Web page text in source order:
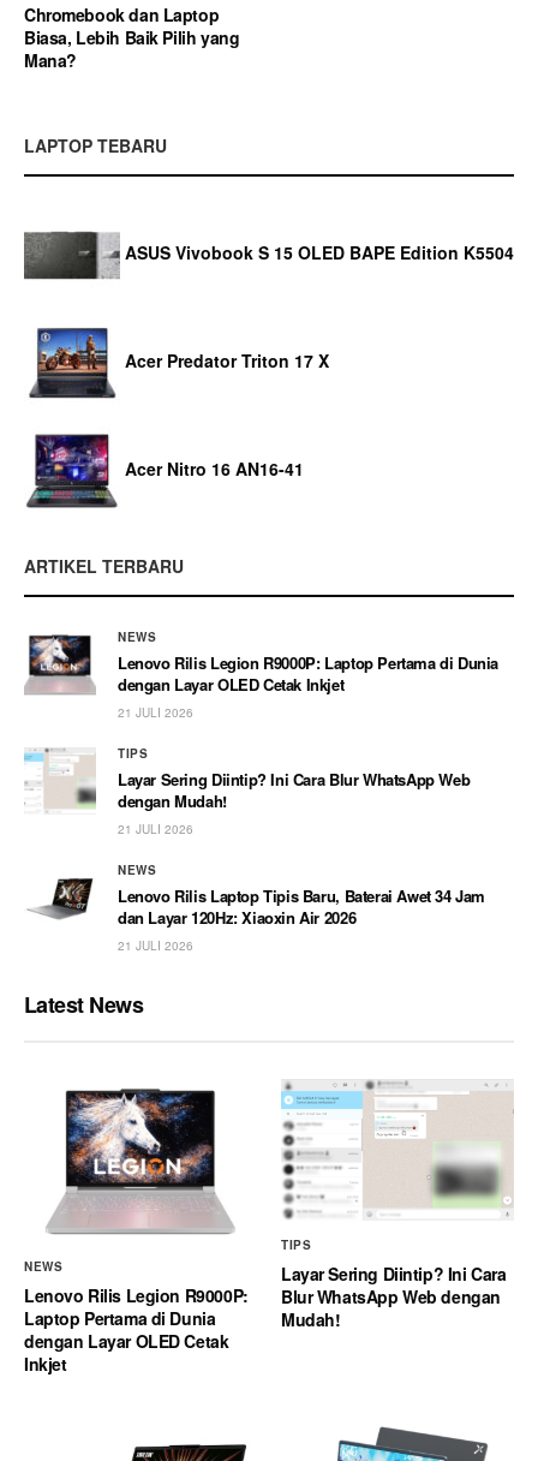
Chromebook dan Laptop
Biasa, Lebih Baik Pilih yang
Mana?
LAPTOP TEBARU
ASUS Vivobook S 15 OLED BAPE Edition K5504
Acer Predator Triton 17 X
Acer Nitro 16 AN16-41
ARTIKEL TERBARU
NEWS
Lenovo Rilis Legion R9000P: Laptop Pertama di Dunia
dengan Layar OLED Cetak Inkjet
21 JULI 2026
TIPS
Layar Sering Diintip? Ini Cara Blur WhatsApp Web
dengan Mudah!
21 JULI 2026
NEWS
Lenovo Rilis Laptop Tipis Baru, Baterai Awet 34 Jam
dan Layar 120Hz: Xiaoxin Air 2026
21 JULI 2026
Latest News
NEWS
Lenovo Rilis Legion R9000P:
Laptop Pertama di Dunia
dengan Layar OLED Cetak
Inkjet
TIPS
Layar Sering Diintip? Ini Cara
Blur WhatsApp Web dengan
Mudah!